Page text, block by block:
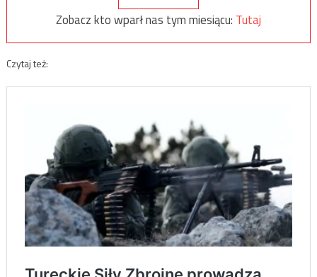
Zobacz kto wparł nas tym miesiącu: Tutaj
Czytaj też: